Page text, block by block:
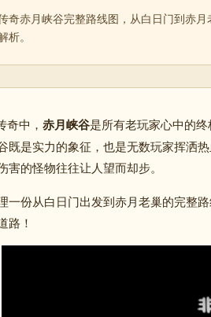
奇赤月峡谷完整路线图，从白日门到赤
析。
奇中， 赤月峡谷是所有老玩家心中的
既是实力的象征，也是无数玩家挥洒
害的怪物往往让人望而却步。
一份从白日门出发到赤月老巢的完整
路！